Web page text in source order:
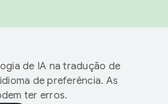
de IA na tradução de
de preferência. As
ter erros.